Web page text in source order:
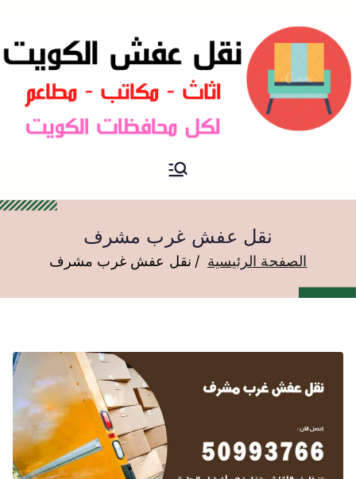
نقل عفش الكويت
نقل عفش غرب مشرف
الصفحة الرئيسية نقل عفش غرب مشرف